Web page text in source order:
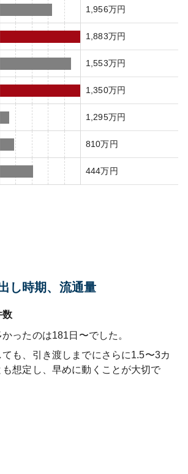
1,956万円
1,883万円
1,553万円
1,350万円
1,295万円
810万円
444万円
し時期、流通量
数
ったのは181日〜でした。
も、引き渡しまでにさらに1.5〜3カ
も想定し、早めに動くことが大切で